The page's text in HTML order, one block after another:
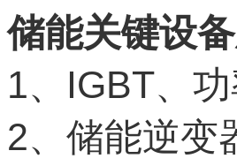
储能关键设
1、 IGBT、
2、储能逆变